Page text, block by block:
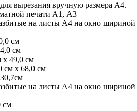
вырезания вручную размера А4.
печати А1, А3
на листы А4 на окно шириной
см
см
х 49,0 см
см х 68,0 см
на листы А4 на окно шириной
см